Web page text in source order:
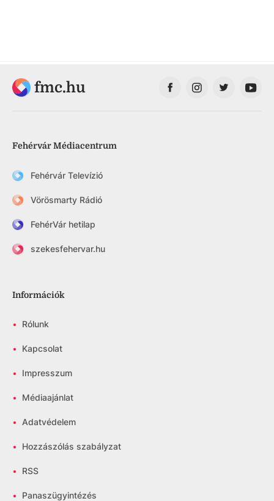
fmc.hu
Fehérvár Médiacentrum
Fehérvár Televízió
Vörösmarty Rádió
FehérVár hetilap
szekesfehervar.hu
Információk
• Rólunk
• Kapcsolat
• Impresszum
• Médiaajánlat
• Adatvédelem
• Hozzászólás szabályzat
• RSS
• Panaszügyintézés